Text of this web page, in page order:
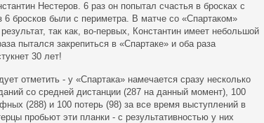
Нестеров. 6 раз он попытал счастья в бросках с
бросков были с периметра. В матче со «Спартаком»
так как, во-первых, Константин имеет небольшой
пытался закрепиться в «Спартаке» и оба раза
30 лет!
отметить - у «Спартака» намечается сразу несколько
со средней дистанции (287 на данный момент), 100
(288) и 100 потерь (98) за все время выступлений в
пробьют эти планки - с результативностью у них